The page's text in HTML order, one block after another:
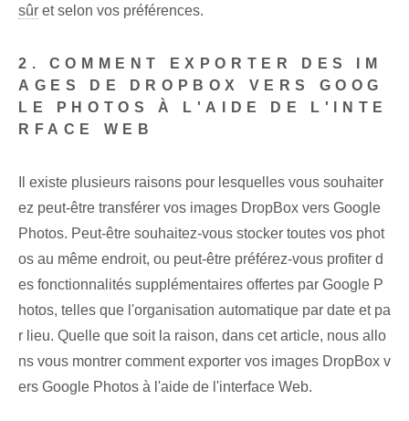
sûr et selon vos préférences.
2. COMMENT EXPORTER DES IM
AGES DE DROPBOX VERS GOOG
LE PHOTOS À L'AIDE DE L'INTE
RFACE WEB
Il existe plusieurs raisons pour lesquelles vous souhaiter
ez peut-être transférer vos images DropBox vers Google
Photos. Peut-être souhaitez-vous stocker toutes vos phot
os au même endroit, ou peut-être préférez-vous profiter d
es fonctionnalités supplémentaires offertes par Google P
hotos, telles que l'organisation automatique par date et pa
r lieu. Quelle que soit la raison, dans cet article, nous allo
ns vous montrer comment exporter vos images DropBox v
ers Google Photos à l'aide de l'interface Web.